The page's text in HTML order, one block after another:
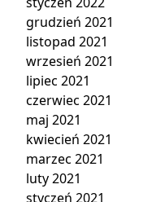
grudzień 2021
listopad 2021
wrzesień 2021
lipiec 2021
czerwiec 2021
maj 2021
kwiecień 2021
marzec 2021
luty 2021
styczeń 2021